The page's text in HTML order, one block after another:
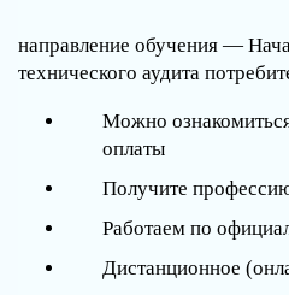
направление обучения —
технического аудита
Можно
оплаты
Получите
Работаем по
Дистанционное